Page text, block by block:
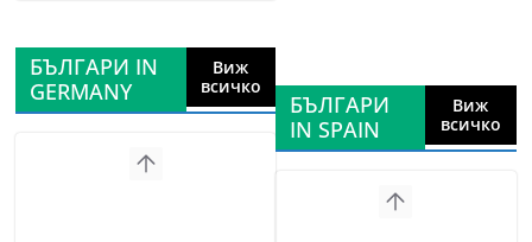
БЪЛГАРИ IN
GERMANY
Виж
всичко
БЪЛГАРИ
IN SPAIN
Виж
всичко